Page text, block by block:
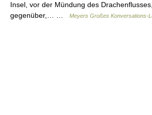
Insel, vor der Mündung des
gegenüber,… …
Meyers Großes Konversations-